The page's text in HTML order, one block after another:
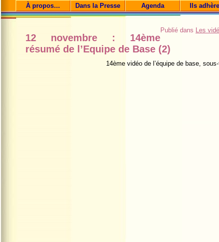
À propos… Dans la Presse Agenda Ils
Publié dans Les
12 novembre : 14ème
résumé de l’Equipe de Base (2)
14ème vidéo de l’équipe de base,